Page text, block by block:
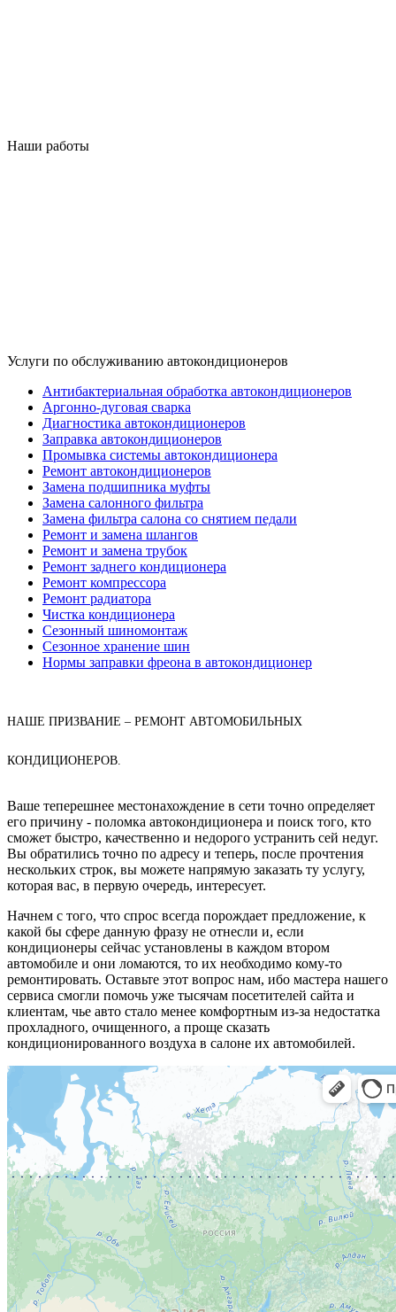
Наши работы
Услуги по обслуживанию автокондиционеров
Антибактериальная обработка автокондиционеров
Аргонно-дуговая сварка
Диагностика автокондиционеров
Заправка автокондиционеров
Промывка системы автокондиционера
Ремонт автокондиционеров
Замена подшипника муфты
Замена салонного фильтра
Замена фильтра салона со снятием педали
Ремонт и замена шлангов
Ремонт и замена трубок
Ремонт заднего кондиционера
Ремонт компрессора
Ремонт радиатора
Чистка кондиционера
Сезонный шиномонтаж
Сезонное хранение шин
Нормы заправки фреона в автокондиционер
НАШЕ ПРИЗВАНИЕ – РЕМОНТ АВТОМОБИЛЬНЫХ
КОНДИЦИОНЕРОВ.
Ваше теперешнее местонахождение в сети точно определяет
его причину - поломка автокондиционера и поиск того, кто
сможет быстро, качественно и недорого устранить сей недуг.
Вы обратились точно по адресу и теперь, после прочтения
нескольких строк, вы можете напрямую заказать ту услугу,
которая вас, в первую очередь, интересует.
Начнем с того, что спрос всегда порождает предложение, к
какой бы сфере данную фразу не отнесли и, если
кондиционеры сейчас установлены в каждом втором
автомобиле и они ломаются, то их необходимо кому-то
ремонтировать. Оставьте этот вопрос нам, ибо мастера нашего
сервиса смогли помочь уже тысячам посетителей сайта и
клиентам, чье авто стало менее комфортным из-за недостатка
прохладного, очищенного, а проще сказать
кондиционированного воздуха в салоне их автомобилей.